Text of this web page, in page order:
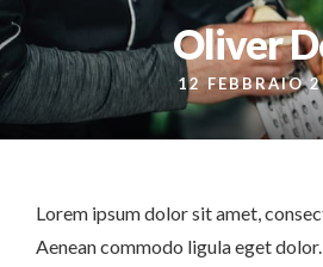
Oliver
12 FEBBRAIO
Lorem ipsum dolor sit amet,
Aenean commodo ligula eget